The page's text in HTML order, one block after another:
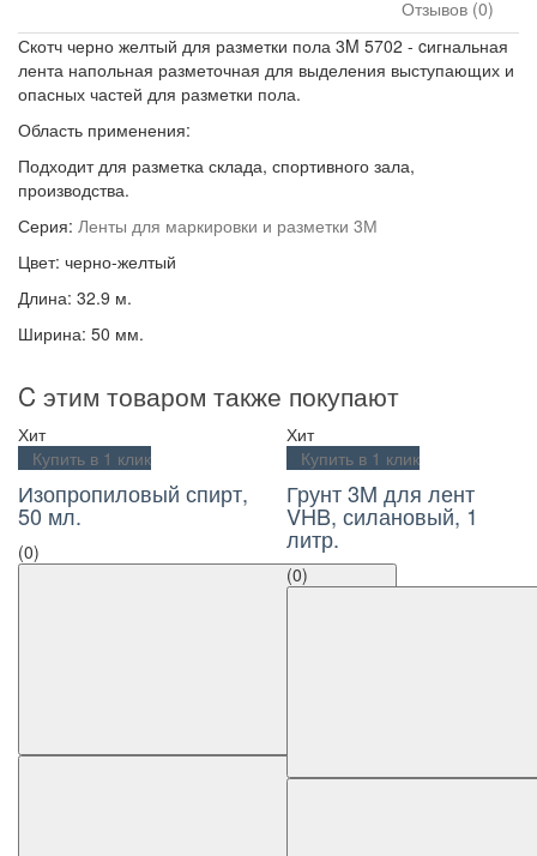
Отзывов (0)
Скотч черно желтый для разметки пола 3M 5702 - cигнальная
лента напольная разметочная для выделения выступающих и
опасных частей для разметки пола.
Область применения:
Подходит для разметка склада, спортивного зала,
производства.
Серия: Ленты для маркировки и разметки 3М
Цвет: черно-желтый
Длина: 32.9 м.
Ширина: 50 мм.
C этим товаром также покупают
Хит
Купить в 1 клик
Изопропиловый спирт,
50 мл.
(0)
Хит
Купить в 1 клик
Грунт 3M для лент
VHB, силановый, 1
литр.
(0)